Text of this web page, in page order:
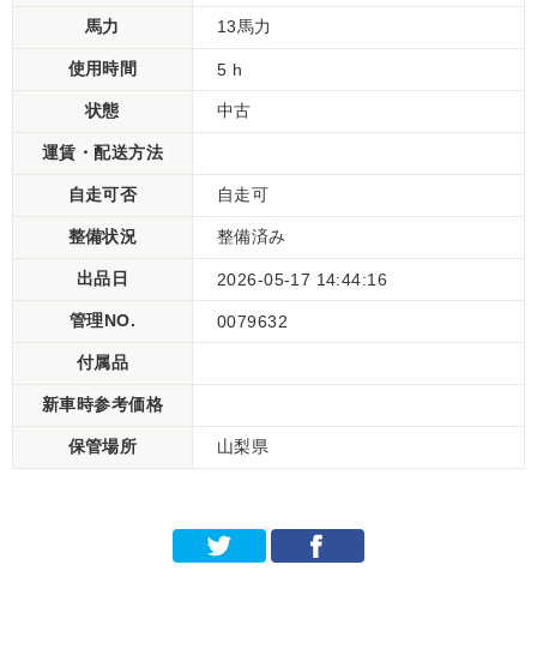
馬力 13馬力
使用時間 5 h
状態 中古
運賃・配送方法
自走可否 自走可
整備状況 整備済み
出品日 2026-05-17 14:44:16
管理NO. 0079632
付属品
新車時参考価格
保管場所 山梨県